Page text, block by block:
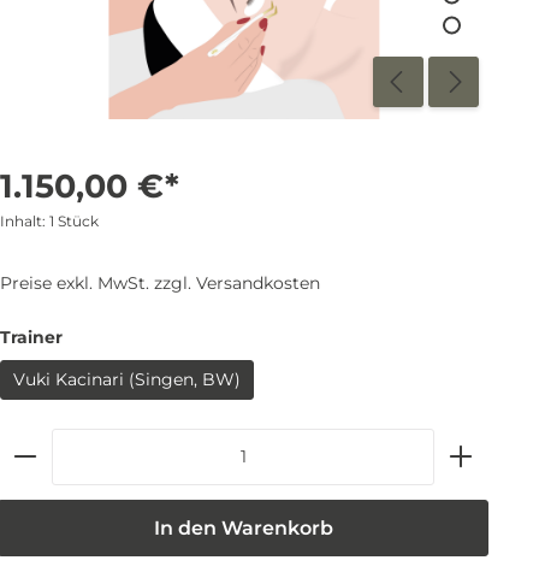
1.150,00 €*
Inhalt: 1 Stück
Preise exkl. MwSt. zzgl. Versandkosten
Trainer
Vuki Kacinari (Singen, BW)
In den Warenkorb